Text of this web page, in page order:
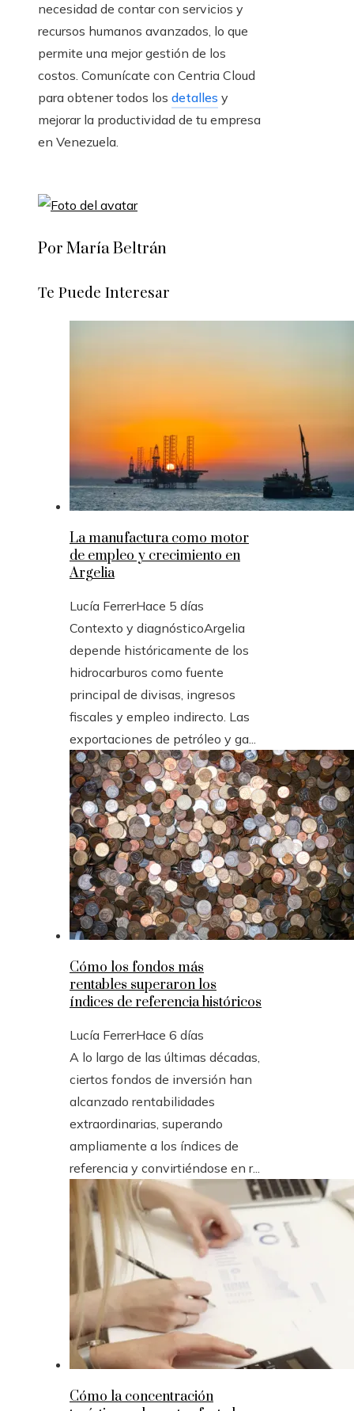
necesidad de contar con servicios y
recursos humanos avanzados, lo que
permite una mejor gestión de los
costos. Comunícate con Centria Cloud
para obtener todos los detalles y
mejorar la productividad de tu empresa
en Venezuela.
Por María Beltrán
Te Puede Interesar
La manufactura como motor
de empleo y crecimiento en
Argelia
Lucía FerrerHace 5 días
Contexto y diagnósticoArgelia
depende históricamente de los
hidrocarburos como fuente
principal de divisas, ingresos
fiscales y empleo indirecto. Las
exportaciones de petróleo y ga...
Cómo los fondos más
rentables superaron los
índices de referencia históricos
Lucía FerrerHace 6 días
A lo largo de las últimas décadas,
ciertos fondos de inversión han
alcanzado rentabilidades
extraordinarias, superando
ampliamente a los índices de
referencia y convirtiéndose en r...
Cómo la concentración